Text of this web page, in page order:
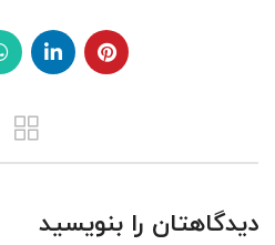
دیدگاهتان را بنویسید